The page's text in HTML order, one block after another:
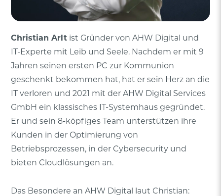
Christian Arlt ist Gründer von AHW Digital und
IT-Experte mit Leib und Seele. Nachdem er mit 9
Jahren seinen ersten PC zur Kommunion
geschenkt bekommen hat, hat er sein Herz an die
IT verloren und 2021 mit derAHW Digital Services
GmbH ein klassisches IT-Systemhaus gegründet.
Er und sein 8-köpfiges Team unterstützen ihre
Kunden in der Optimierung von
Betriebsprozessen, in der Cybersecurity und
bieten Cloudlösungen an.
Das Besondere an AHW Digital laut Christian: